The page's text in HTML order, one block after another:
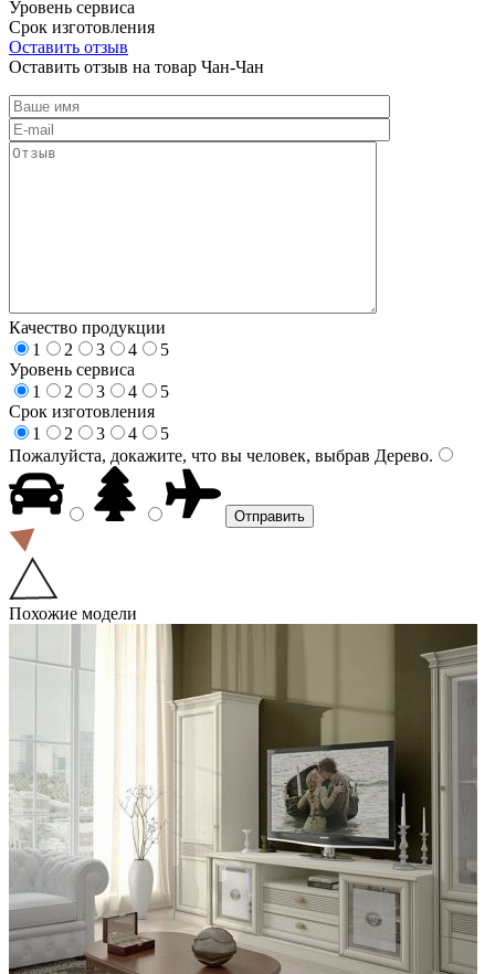
Уровень сервиса
Срок изготовления
Оставить отзыв
Оставить отзыв на товар Чан-Чан
Качество продукции
1
2 3 4
5
Уровень сервиса
1
2 3 4
5
Срок изготовления
1
2 3 4
5
Пожалуйста, докажите, что вы человек, выбрав Дерево.
Похожие модели